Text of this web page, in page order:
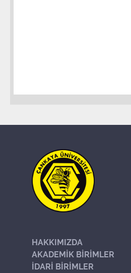
HAKKIMIZDA
AKADEMİK BİRİMLER
İDARİ BİRİMLER